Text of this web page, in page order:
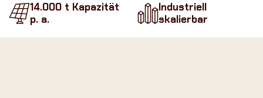
14.000 t Kapazität
p. a.
Industriell
skalierbar